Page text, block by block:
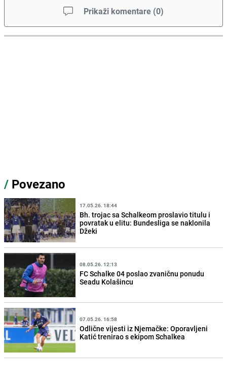
Prikaži komentare (0)
/ Povezano
17.05.26. 18:44
Bh. trojac sa Schalkeom proslavio titulu i
povratak u elitu: Bundesliga se naklonila
Džeki
08.05.26. 12:13
FC Schalke 04 poslao zvaničnu ponudu
Seadu Kolašincu
07.05.26. 16:58
Odlične vijesti iz Njemačke: Oporavljeni
Katić trenirao s ekipom Schalkea